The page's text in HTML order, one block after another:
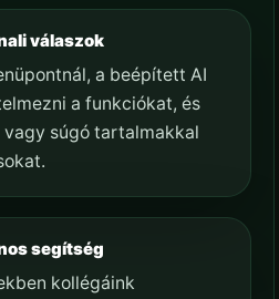
válaszok
a beépített AI
a funkciókat, és
súgó tartalmakkal
segítség
kollégáink